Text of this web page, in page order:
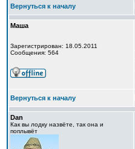
Вернуться к началу
Маша
Зарегистрирован: 18.05.2011
Сообщения: 564
Вернуться к началу
Dan
Как вы лодку назвёте, так она и
поплывёт